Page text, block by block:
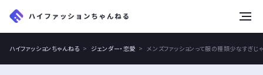
ハイファッションちゃんねる ジェンダー・恋愛 メンズファッションって服の種類少なすぎ